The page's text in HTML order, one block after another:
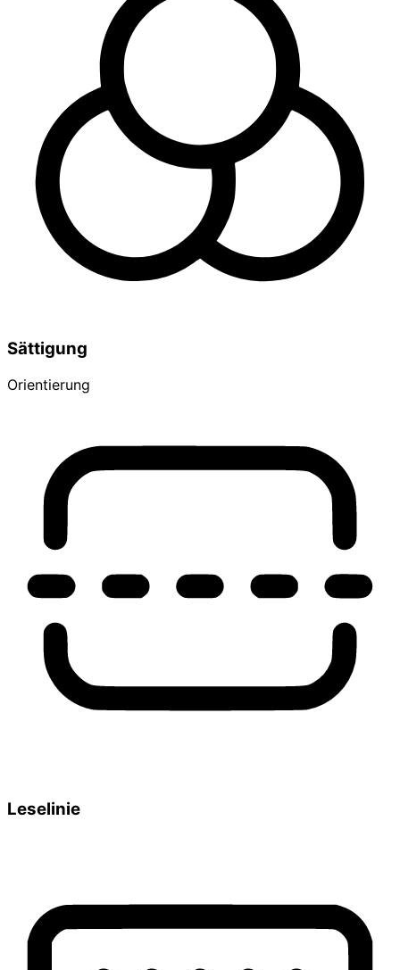
Sättigung
Orientierung
Leselinie